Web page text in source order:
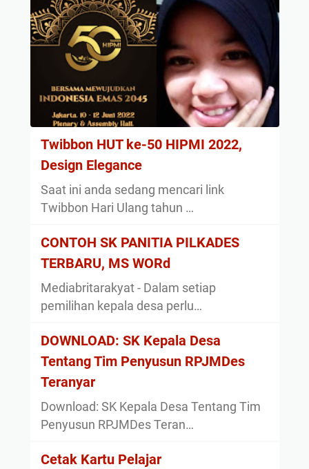
Twibbon HUT ke-50 HIPMI 2022,
Design Elegance
Saat ini anda sedang mencari link
Twibbon Hari Ulang tahun …
CONTOH SK PANITIA PILKADES
TERBARU, MS WORd
Mediabritarakyat - Dalam setiap
pemilihan kepala desa perlu…
DOWNLOAD: SK Kepala Desa
Tentang Tim Penyusun RPJMDes
Teranyar
Download: SK Kepala Desa Tentang Tim
Penyusun RPJMDes Teran…
Cetak Kartu Pelajar